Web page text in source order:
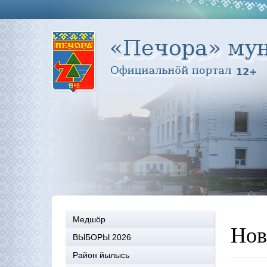
Медшöр
ВЫБОРЫ 2026
Район йылысь